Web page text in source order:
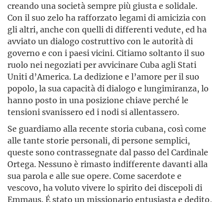
creando una società sempre più giusta e solidale.
Con il suo zelo ha rafforzato legami di amicizia con
gli altri, anche con quelli di differenti vedute, ed ha
avviato un dialogo costruttivo con le autorità di
governo e con i paesi vicini. Citiamo soltanto il suo
ruolo nei negoziati per avvicinare Cuba agli Stati
Uniti d’America. La dedizione e l’amore per il suo
popolo, la sua capacità di dialogo e lungimiranza, lo
hanno posto in una posizione chiave perché le
tensioni svanissero ed i nodi si allentassero.
Se guardiamo alla recente storia cubana, così come
alle tante storie personali, di persone semplici,
queste sono contrassegnate dal passo del Cardinale
Ortega. Nessuno è rimasto indifferente davanti alla
sua parola e alle sue opere. Come sacerdote e
vescovo, ha voluto vivere lo spirito dei discepoli di
Emmaus. É stato un missionario entusiasta e dedito,